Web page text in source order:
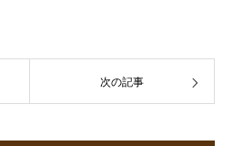
次の記事